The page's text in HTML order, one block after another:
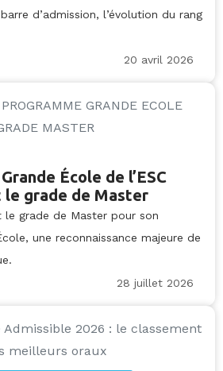
d’admission, l’évolution du rang
20 avril 2026
École de l’ESC
grade de Master
le grade de Master pour son
une reconnaissance majeure de
28 juillet 2026